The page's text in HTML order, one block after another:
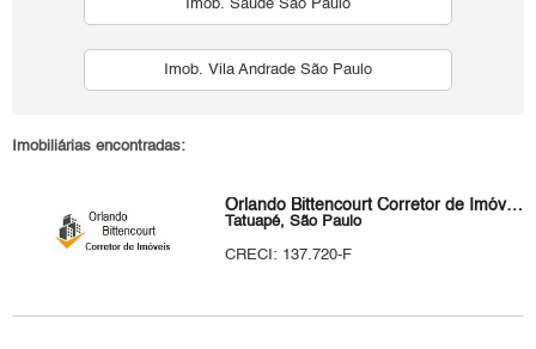
Imob. Saúde São Paulo
Imob. Vila Andrade São Paulo
Imobiliárias encontradas:
Orlando Bittencourt Corretor de Imóveis
Tatuapé, São Paulo
CRECI: 137.720-F